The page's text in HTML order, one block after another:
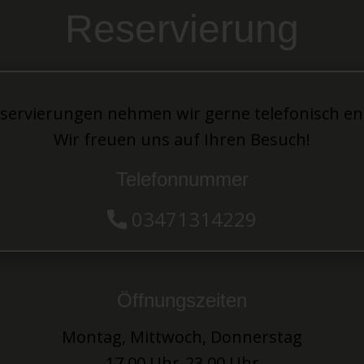
Reservierung
nehmen wir gerne telefonisch
Wir freuen uns auf Ihren Besuch!
Telefonnummer
03471314229
Öffnungszeiten
Montag, Mittwoch, Donnerstag